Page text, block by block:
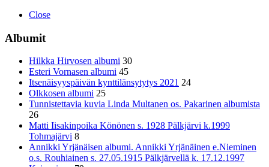
Close
Albumit
Hilkka Hirvosen albumi 30
Esteri Vornasen albumi 45
Itsenäisyyspäivän kynttilänsytytys 2021 24
Olkkosen albumi 25
Tunnistettavia kuvia Linda Multanen os. Pakarinen albumista
26
Matti Iisakinpoika Könönen s. 1928 Pälkjärvi k.1999
Tohmajärvi 8
Annikki Yrjänäisen albumi. Annikki Yrjänäinen e.Nieminen
o.s. Rouhiainen s. 27.05.1915 Pälkjärvellä k. 17.12.1997